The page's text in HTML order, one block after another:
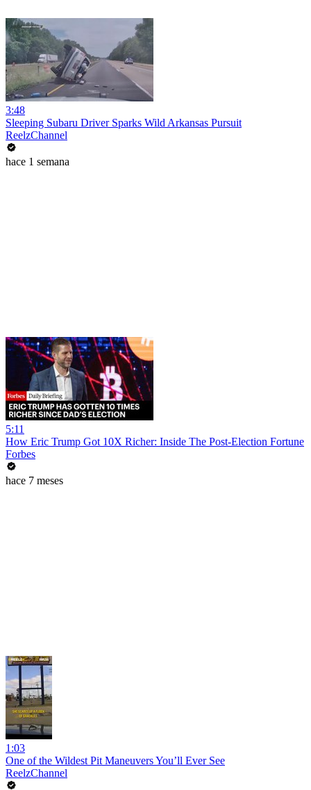
3:48
Sleeping Subaru Driver Sparks Wild Arkansas Pursuit
ReelzChannel
hace 1 semana
5:11
How Eric Trump Got 10X Richer: Inside The Post-Election Fortune
Forbes
hace 7 meses
1:03
One of the Wildest Pit Maneuvers You’ll Ever See
ReelzChannel